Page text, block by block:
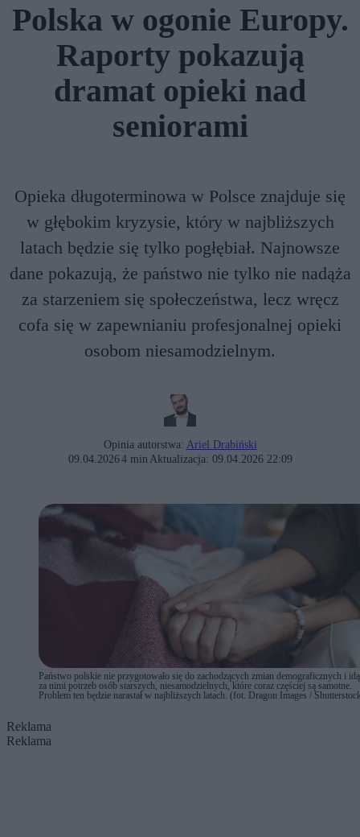
Polska w ogonie Europy.
Raporty pokazują
dramat opieki nad
seniorami
Opieka długoterminowa w Polsce znajduje się
w głębokim kryzysie, który w najbliższych
latach będzie się tylko pogłębiał. Najnowsze
dane pokazują, że państwo nie tylko nie nadąża
za starzeniem się społeczeństwa, lecz wręcz
cofa się w zapewnianiu profesjonalnej opieki
osobom niesamodzielnym.
Opinia autorstwa: Ariel Drabiński
09.04.20264 min Aktualizacja: 09.04.2026 22:09
Państwo polskie nie przygotowało się do zachodzących zmian demograficznych i
za nimi potrzeb osób starszych, niesamodzielnych, które coraz częściej są samotne.
Problem ten będzie narastał w najbliższych latach. (fot. Dragon Images /
Reklama
Reklama